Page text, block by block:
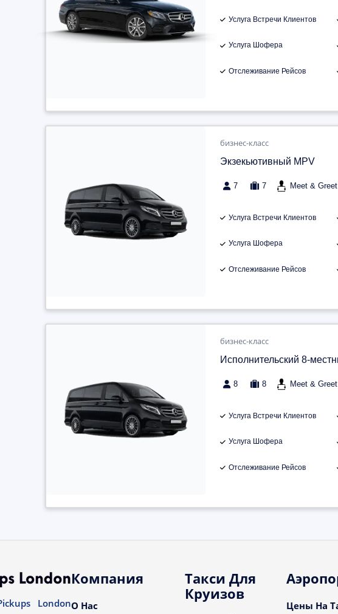
Услуга Встречи Клиентов
Услуга Шофера
Отслеживание Рейсов
бизнес-класс
Экзекьютивный MPV
7 7 Meet & Greet
Услуга Встречи Клиентов
Услуга Шофера
Отслеживание Рейсов
бизнес-класс
Исполнительский 8-
8 8 Meet & Greet
Услуга Встречи Клиентов
Услуга Шофера
Отслеживание Рейсов
London
Компания
О Нас
Такси Для
Круизов
Цены На